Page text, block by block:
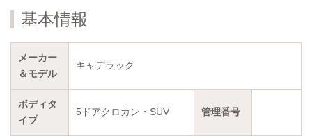
基本情報
メーカー
＆モデル
キャデラック
ボディタ
イプ
5ドアクロカン・SUV 管理番号